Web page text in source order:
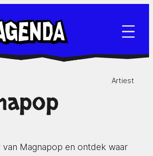
Artiest
Magnapop en ontdek waar